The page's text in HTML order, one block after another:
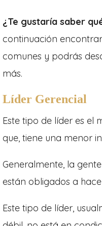
¿Te gustaría saber
continuación
comunes y podrás
más.
Líder Gerencial
Este tipo de líder es el
que, tiene una menor
Generalmente, la
están obligados a
Este tipo de líder,